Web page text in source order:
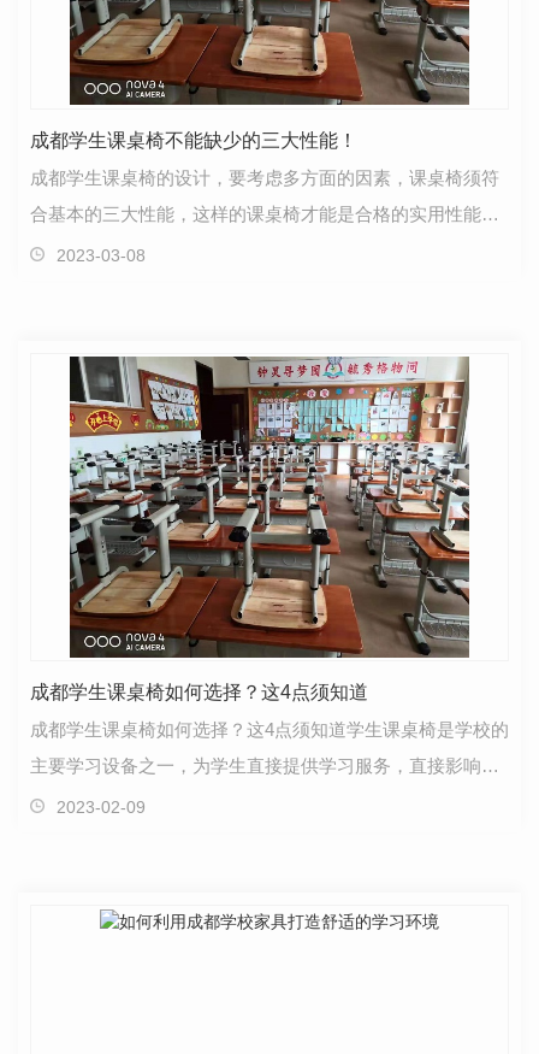
成都学生课桌椅不能缺少的三大性能！
成都学生课桌椅的设计，要考虑多方面的因素，课桌椅须符
合基本的三大性能，这样的课桌椅才能是合格的实用性能实
用性是课桌椅设计的首要条件，课桌椅设计起初须满足…
2023-03-08
成都学生课桌椅如何选择？这4点须知道
成都学生课桌椅如何选择？这4点须知道学生课桌椅是学校的
主要学习设备之一，为学生直接提供学习服务，直接影响到
学生的身心健康和学习效率，那么选择学生课桌椅时…
2023-02-09